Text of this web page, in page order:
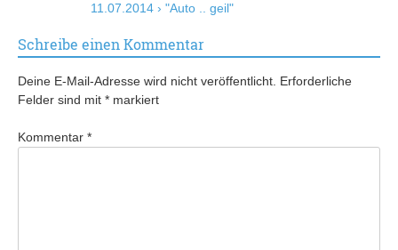
11.07.2014 › "Auto .. geil"
Schreibe einen Kommentar
Deine E-Mail-Adresse wird nicht veröffentlicht. Erforderliche
Felder sind mit * markiert
Kommentar *